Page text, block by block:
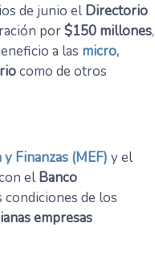
de junio elDirectorio
por$150 millones,
a las micro,
como de otros
Finanzas (MEF) y el
elBanco
condiciones de los
empresas